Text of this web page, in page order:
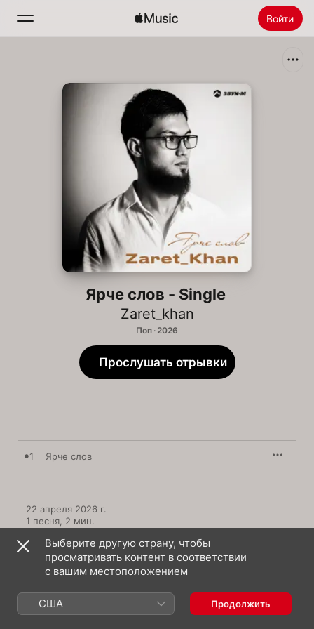
Войти
Установить Apple Music
Ярче cлов - Single
Zaret_khan
Поп · 2026
Прослушать отрывки
1 Ярче cлов
22 апреля 2026 г.
1 песня, 2 мин.
Zaret_khan: еще
Выберите другую страну, чтобы
просматривать контент в соответствии
с вашим местоположением
США Продолжить